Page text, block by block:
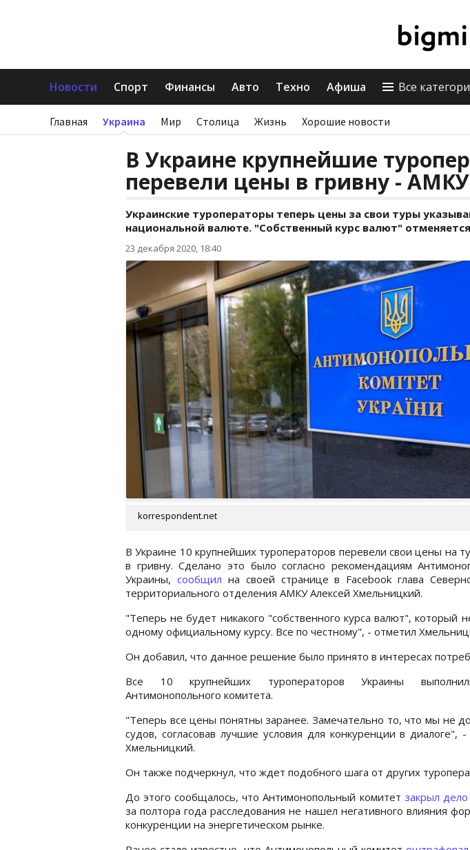
Новости Спорт Финансы Авто Техно Афиша Все
Главная Украина Мир Столица Жизнь Хорошие новости
В Украине крупнейшие
перевели цены в гривну - АМКУ
Украинские туроператоры теперь цены за свои туры
национальной валюте. "Собственный курс валют"
23 декабря 2020, 18:40
korrespondent.net
В Украине 10 крупнейших туроператоров перевели свои цены на
в гривну. Сделано это было согласно рекомендациям
Украины, сообщил на своей странице в Facebook глава
территориального отделения АМКУ Алексей Хмельницкий.
"Теперь не будет никакого "собственного курса валют", который
одному официальному курсу. Все по честному", - отметил
Он добавил, что данное решение было принято в интересах
Все 10 крупнейших туроператоров Украины
Антимонопольного комитета.
"Теперь все цены понятны заранее. Замечательно то, что мы не
судов, согласовав лучшие условия для конкуренции в диалоге",
Хмельницкий.
Он также подчеркнул, что ждет подобного шага от других
До этого сообщалось, что Антимонопольный комитет закрыл
за полтора года расследования не нашел негативного влияния
конкуренции на энергетическом рынке.